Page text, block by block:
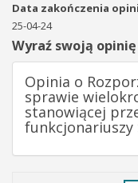
Data zakończenia
25-04-24
Wyraź swoją
Opinia o
sprawie
stanowiącej
funkcjonariuszy